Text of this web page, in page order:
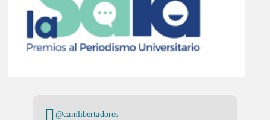
@camlibertadores